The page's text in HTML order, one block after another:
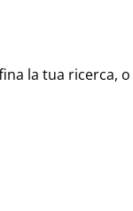
la tua ricerca,